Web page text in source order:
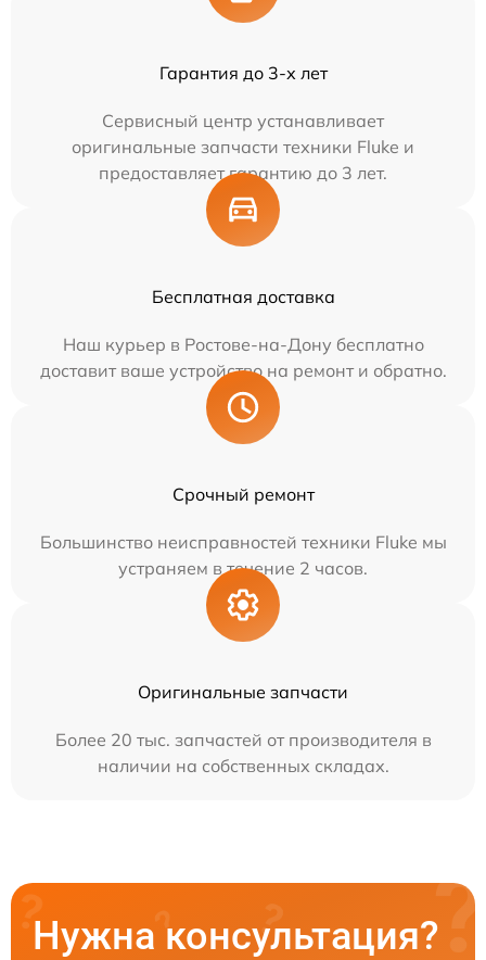
Гарантия до 3-х лет
Сервисный центр устанавливает
оригинальные запчасти техники Fluke и
предоставляет гарантию до 3 лет.
Бесплатная доставка
Наш курьер в Ростове-на-Дону бесплатно
доставит ваше устройство на ремонт и обратно.
Срочный ремонт
Большинство неисправностей техники Fluke мы
устраняем в течение 2 часов.
Оригинальные запчасти
Более 20 тыс. запчастей от производителя в
наличии на собственных складах.
Нужна консультация?